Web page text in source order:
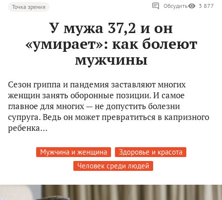
Точка зрения Обсудить 3 877
У мужа 37,2 и он
«умирает»: как болеют
мужчины
Сезон гриппа и пандемия заставляют многих
женщин занять оборонные позиции. И самое
главное для многих — не допустить болезни
супруга. Ведь он может превратиться в капризного
ребенка…
Мужчина и женщина
Здоровье и красота
Человек среди людей